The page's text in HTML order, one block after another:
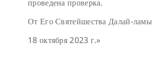
проведена проверка.
От Его Святейшества Далай-ламы
18 октября 2023 г.»